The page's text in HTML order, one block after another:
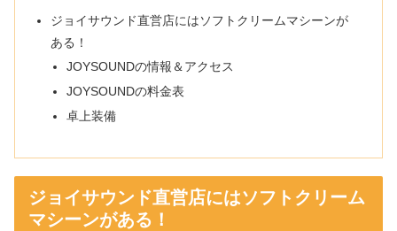
ジョイサウンド直営店にはソフトクリームマシーンが
ある！
JOYSOUNDの情報＆アクセス
JOYSOUNDの料金表
卓上装備
ジョイサウンド直営店にはソフトクリーム
マシーンがある！